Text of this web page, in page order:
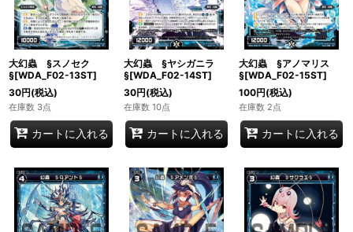
大幻蟲 §スノセク
§[WDA_F02-13ST]
30円(税込)
在庫数 3点
カートに入れる
大幻蟲 §ヤシガニラ
§[WDA_F02-14ST]
30円(税込)
在庫数 10点
カートに入れる
大幻蟲 §アノマリス
§[WDA_F02-15ST]
100円(税込)
在庫数 2点
カートに入れる